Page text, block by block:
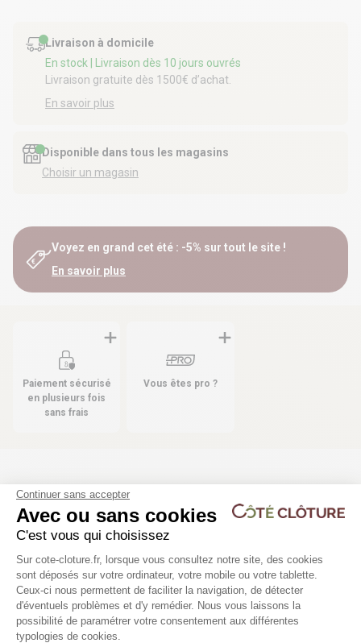
Livraison à domicile
En stock
| Livraison dès 10 jours ouvrés
Livraison gratuite dès 1500€ d’achat.
En savoir plus
Disponible dans tous les magasins
Choisir un magasin
Voyez en grand cet été : -5% sur tout le site !
En savoir plus
Paiement sécurisé
en plusieurs fois
sans frais
Vous êtes pro ?
Les produits compatibles
Goujon / cheville d'ancrage Ø12 x
100 mm
2,36 €
16 déclinaisons
Poteau aluminium
98,78 €
Continuer sans accepter
Avec ou sans cookies
C'est vous qui choisissez
Plateforme de Gestion du
Sur cote-cloture.fr, lorsque vous consultez notre site, des cookies
sont déposés sur votre ordinateur, votre mobile ou votre tablette.
Ceux-ci nous permettent de faciliter la navigation, de détecter
d'éventuels problèmes et d'y remédier. Nous vous laissons la
possibilité de paramétrer votre consentement aux différentes
typologies de cookies.
Axeptio consent